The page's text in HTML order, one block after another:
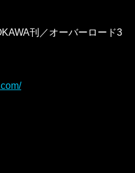
刊／オーバーロード3